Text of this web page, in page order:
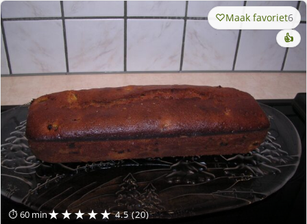
⏱ 60 min★★★★★ 4.5 (20)
Maak favoriet6
👍